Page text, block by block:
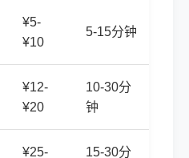
¥5-
¥10
5-15分钟
¥12-
¥20
10-30分
钟
¥25- 15-30分